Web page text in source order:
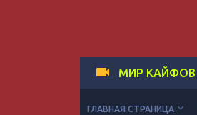
МИР
ГЛАВНАЯ СТРАНИЦА keyboard_arrow_down